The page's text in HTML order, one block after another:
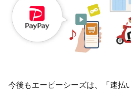
今後もエーピーシーズは、「速払